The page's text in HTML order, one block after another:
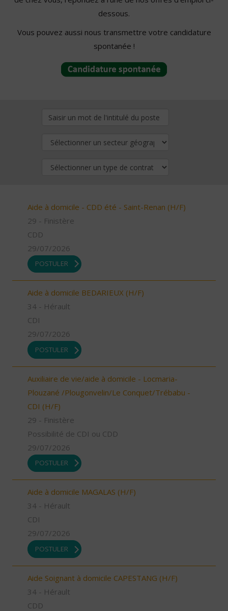
dessous.
Vous pouvez aussi nous transmettre votre candidature
spontanée !
Aide à domicile - CDD été - Saint-Renan (H/F)
29 - Finistère
CDD
29/07/2026
POSTULER
Aide à domicile BEDARIEUX (H/F)
34 - Hérault
CDI
29/07/2026
POSTULER
Auxiliaire de vie/aide à domicile - Locmaria-
Plouzané /Plougonvelin/Le Conquet/Trébabu -
CDI (H/F)
29 - Finistère
Possibilité de CDI ou CDD
29/07/2026
POSTULER
Aide à domicile MAGALAS (H/F)
34 - Hérault
CDI
29/07/2026
POSTULER
Aide Soignant à domicile CAPESTANG (H/F)
34 - Hérault
CDD